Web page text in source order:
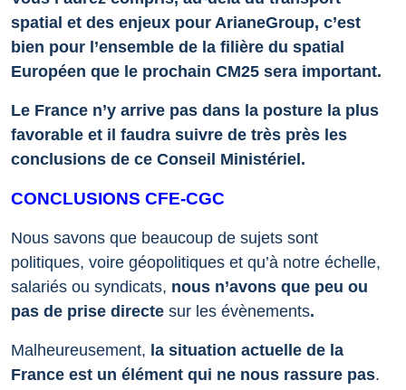
spatial et des enjeux pour ArianeGroup, c’est
bien pour l’ensemble de la filière du spatial
Européen que le prochain CM25 sera important.
Le France n’y arrive pas dans la posture la plus
favorable et il faudra suivre de très près les
conclusions de ce Conseil Ministériel.
CONCLUSIONS CFE-CGC
Nous savons que beaucoup de sujets sont
politiques, voire géopolitiques et qu’à notre échelle,
salariés ou syndicats, nous n’avons que peu ou
pas de prise directe sur les évènements.
Malheureusement, la situation actuelle de la
France est un élément qui ne nous rassure pas.